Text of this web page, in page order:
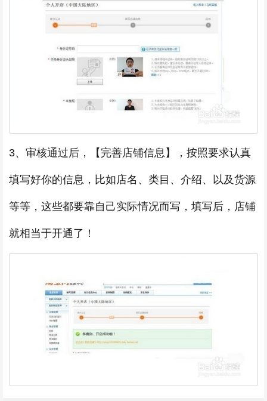
3、审核通过后，【完善店铺信息】，按照要求认真
填写好你的信息，比如店名、类目、介绍、以及货源
等等，这些都要靠自己实际情况而写，填写后，店铺
就相当于开通了！